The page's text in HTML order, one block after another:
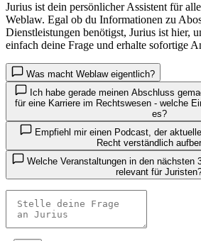
Jurius ist dein persönlicher Assistent für
Weblaw. Egal ob du Informationen zu
Dienstleistungen benötigst, Jurius ist hier,
einfach deine Frage und erhalte sofortige
Was macht Weblaw eigentlich?
Ich habe gerade meinen Abschluss gemacht und interessiere mich
für eine Karriere im Rechtswesen - welche
es?
Empfiehl mir einen Podcast, der aktuelle Entwicklungen in KI im
Recht verständlich
relevant für